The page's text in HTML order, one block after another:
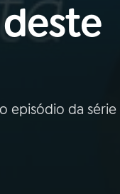
episódio da